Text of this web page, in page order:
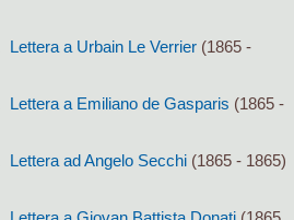
Lettera a Urbain Le Verrier (1865 -
Lettera a Emiliano de Gasparis (1865 -
Lettera ad Angelo Secchi (1865 - 1865)